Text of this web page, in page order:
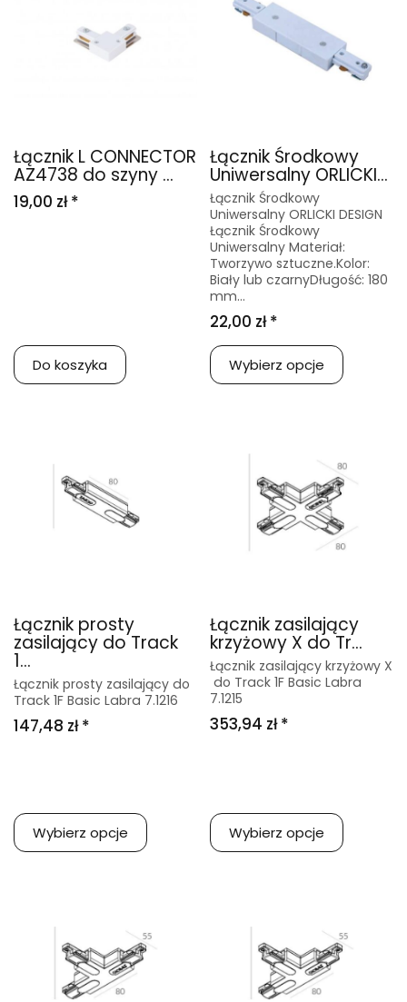
Łącznik L CONNECTOR
AZ4738 do szyny ...
19,00 zł *
Do koszyka
Łącznik Środkowy
Uniwersalny ORLICKI...
Łącznik Środkowy
Uniwersalny ORLICKI DESIGN
Łącznik Środkowy
Uniwersalny Materiał:
Tworzywo sztuczne.Kolor:
Biały lub czarnyDługość: 180
mm...
22,00 zł *
Wybierz opcje
Łącznik prosty
zasilający do Track
1...
Łącznik prosty zasilający do
Track 1F Basic Labra 7.1216
147,48 zł *
Wybierz opcje
Łącznik zasilający
krzyżowy X do Tr...
Łącznik zasilający krzyżowy X
do Track 1F Basic Labra
7.1215
353,94 zł *
Wybierz opcje